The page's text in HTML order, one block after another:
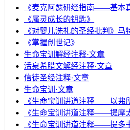
《麦克阿瑟研经指南——基本
《属灵成长的钥匙》
《对婴儿洗礼的圣经批判》马
《掌握创世记》
生命宝训解经注释·文章
活泉希腊文解经注释·文章
信徒圣经注释·文章
生命宝训·文章
《生命宝训讲道注释——以弗
《生命宝训讲道注释——提摩
《生命宝训讲道注释——提多